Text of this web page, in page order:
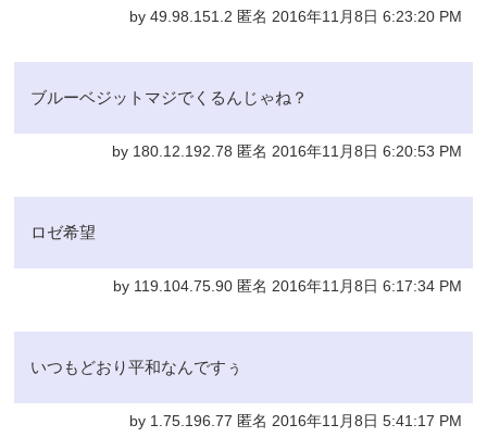
by 49.98.151.2 匿名 2016年11月8日 6:23:20 PM
ブルーベジットマジでくるんじゃね？
by 180.12.192.78 匿名 2016年11月8日 6:20:53 PM
ロゼ希望
by 119.104.75.90 匿名 2016年11月8日 6:17:34 PM
いつもどおり平和なんですぅ
by 1.75.196.77 匿名 2016年11月8日 5:41:17 PM